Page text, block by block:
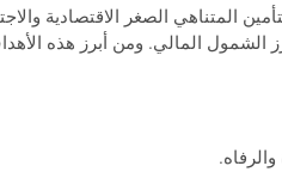
المتناهي الصغر الاقتصادية
الشمول المالي. ومن أبرز هذه